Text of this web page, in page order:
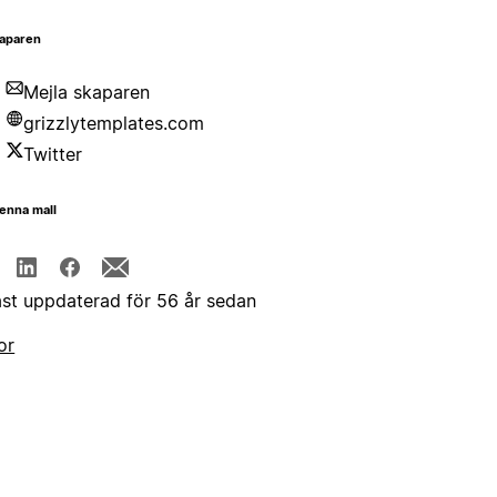
Mejla skaparen
grizzlytemplates.com
Twitter
mall
uppdaterad för 56 år sedan